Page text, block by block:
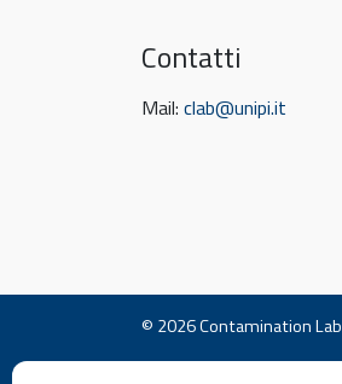
Contatti
Mail: clab@unipi.it
© 2026Contamination Lab